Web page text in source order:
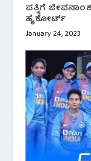
ಪತ್ನಿಗೆ
ಹೈಕೋರ್ಟ್
January 24, 2023